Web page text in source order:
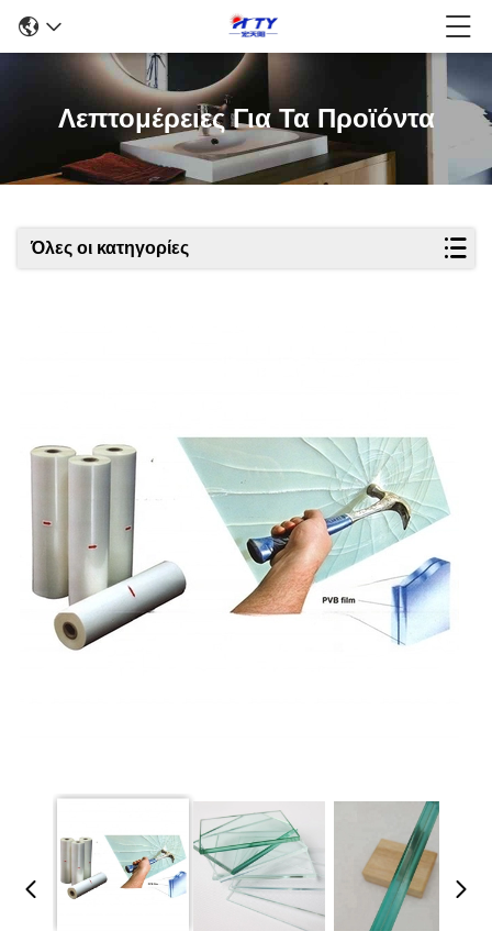
Λεπτομέρειες Για Τα Προϊόντα
Όλες οι κατηγορίες